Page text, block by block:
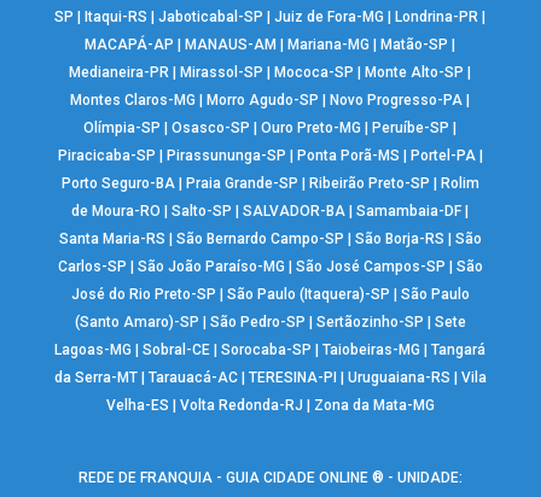
SP
Itaqui-RS |Jaboticabal-SP |Juiz de Fora-MG Londrina-PR
MACAPÁ-AP
MANAUS-AM Mariana-MG Matão-SP
Medianeira-PR
Mirassol-SP Mococa-SP Monte Alto-SP
Montes Claros-MG
Morro Agudo-SP Novo Progresso-PA
Olímpia-SP
|Osasco-SP |Ouro Preto-MG Peruíbe-SP
Piracicaba-SP
Pirassununga-SP Ponta Porã-MS Portel-PA|
Porto Seguro-BA| Praia Grande-SP Ribeirão Preto-SP
Rolim
de Moura-RO
|Salto-SP |SALVADOR-BA |Samambaia-DF
Santa Maria-RS
São Bernardo Campo-SP São Borja-RS
São
Carlos-SP
São João Paraíso-MG São José Campos-SP
São
José do Rio Preto-SP
São Paulo (Itaquera)-SP
São Paulo
(Santo Amaro)-SP
São Pedro-SP Sertãozinho-SP
Sete
Lagoas-MG
|Sobral-CE |Sorocaba-SP |Taiobeiras-MG |Tangará
da Serra-MT| Tarauacá-AC| TERESINA-PI Uruguaiana-RS
Vila
Velha-ES
Volta Redonda-RJ Zona da Mata-MG
REDE DE FRANQUIA - GUIA CIDADE ONLINE ® - UNIDADE: